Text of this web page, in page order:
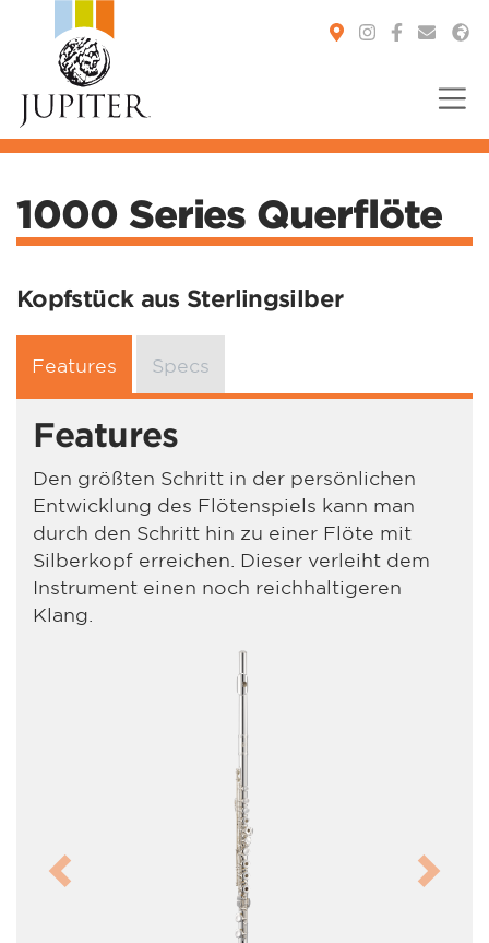
1000 Series Querflöte
Kopfstück aus Sterlingsilber
Features Specs
Features
Den größten Schritt in der persönlichen
Entwicklung des Flötenspiels kann man
durch den Schritt hin zu einer Flöte mit
Silberkopf erreichen. Dieser verleiht dem
Instrument einen noch reichhaltigeren
Klang.
Previous Next